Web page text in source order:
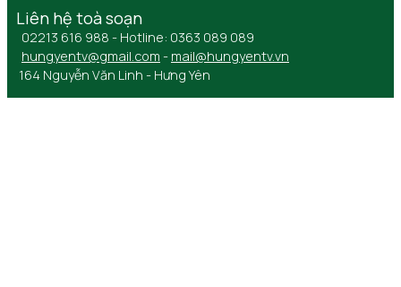
Liên hệ toà soạn
02213 616 988 - Hotline: 0363 089 089
hungyentv@gmail.com - mail@hungyentv.vn
164 Nguyễn Văn Linh - Hưng Yên